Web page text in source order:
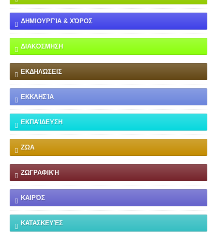
ΔΗΜΙΟΥΡΓΊΑ & ΧΏΡΟΣ
ΔΙΑΚΌΣΜΗΣΗ
ΕΚΔΗΛΏΣΕΙΣ
ΕΚΚΛΗΣΊΑ
ΕΚΠΑΊΔΕΥΣΗ
ΖΏΑ
ΖΩΓΡΑΦΙΚΉ
ΚΑΙΡΌΣ
ΚΑΤΑΣΚΕΥΈΣ